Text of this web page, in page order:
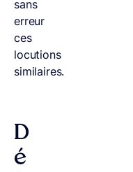
sans
erreur
ces
locutions
similaires.
D
é